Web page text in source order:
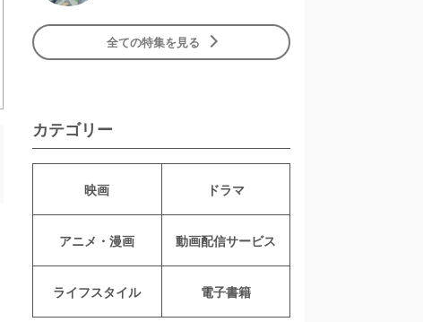
全ての特集を見る
カテゴリー
映画 ドラマ
アニメ・漫画 動画配信サービス
ライフスタイル 電子書籍